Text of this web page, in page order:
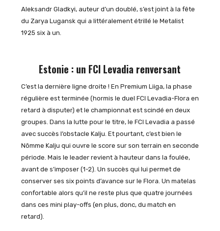
Aleksandr Gladkyi, auteur d’un doublé, s’est joint à la fête
du Zarya Lugansk qui a littéralement étrillé le Metalist
1925 six à un.
Estonie : un FCI Levadia renversant
C’est la dernière ligne droite ! En Premium Liiga, la phase
régulière est terminée (hormis le duel FCI Levadia-Flora en
retard à disputer) et le championnat est scindé en deux
groupes. Dans la lutte pour le titre, le FCI Levadia a passé
avec succès l’obstacle Kalju. Et pourtant, c’est bien le
Nõmme Kalju qui ouvre le score sur son terrain en seconde
période. Mais le leader revient à hauteur dans la foulée,
avant de s’imposer (1-2). Un succès qui lui permet de
conserver ses six points d’avance sur le Flora. Un matelas
confortable alors qu’il ne reste plus que quatre journées
dans ces mini play-offs (en plus, donc, du match en
retard).